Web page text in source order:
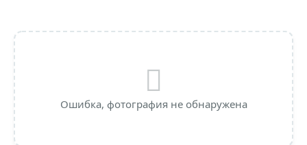
Ошибка, фотография не обнаружена